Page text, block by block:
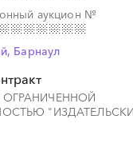
аукцион №
Барнаул